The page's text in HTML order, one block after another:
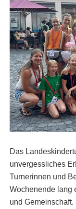
Das
unvergessliches
Turnerinnen und
Wochenende lang
und Gemeinschaft.